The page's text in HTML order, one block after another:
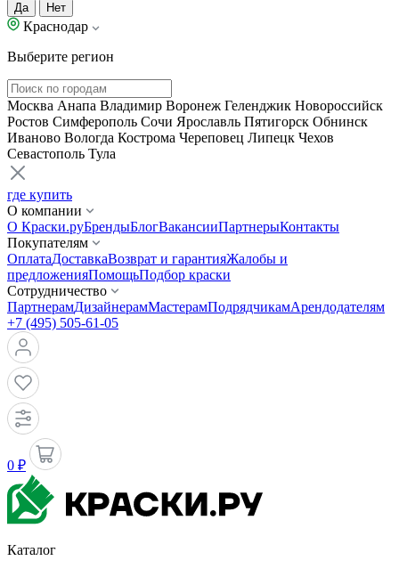
Да Нет
Краснодар
Выберите регион
Москва Анапа Владимир Воронеж Геленджик Новороссийск
Ростов Симферополь Сочи Ярославль Пятигорск Обнинск
Иваново Вологда Кострома Череповец Липецк Чехов
Севастополь Тула
где купить
О компании
О Краски.руБрендыБлогВакансииПартнерыКонтакты
Покупателям
ОплатаДоставкаВозврат и гарантияЖалобы и
предложенияПомощьПодбор краски
Сотрудничество
ПартнерамДизайнерамМастерамПодрядчикамАрендодателям
+7 (495) 505-61-05
0 ₽
Каталог